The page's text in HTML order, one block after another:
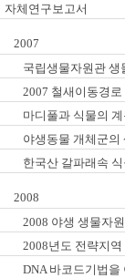
자체연구보고서
2007
국립생물자원관 생
2007 철새이동경
마디풀과 식물의
야생동물 개체군의
한국산 갈파래속
2008
2008 야생 생물자
2008년도 전략지
DNA 바코드기법